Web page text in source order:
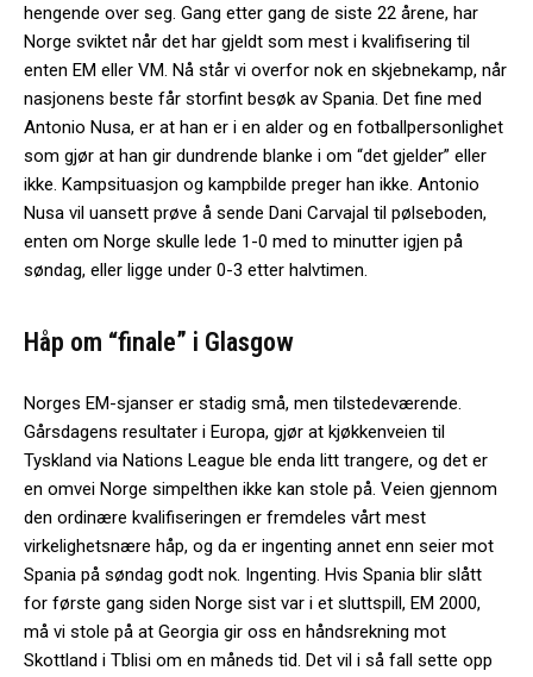
hengende over seg. Gang etter gang de siste 22 årene, har
Norge sviktet når det har gjeldt som mest i kvalifisering til
enten EM eller VM. Nå står vi overfor nok en skjebnekamp, når
nasjonens beste får storfint besøk av Spania. Det fine med
Antonio Nusa, er at han er i en alder og en fotballpersonlighet
som gjør at han gir dundrende blanke i om “det gjelder” eller
ikke. Kampsituasjon og kampbilde preger han ikke. Antonio
Nusa vil uansett prøve å sende Dani Carvajal til pølseboden,
enten om Norge skulle lede 1-0 med to minutter igjen på
søndag, eller ligge under 0-3 etter halvtimen.
Håp om “finale” i Glasgow
Norges EM-sjanser er stadig små, men tilstedeværende.
Gårsdagens resultater i Europa, gjør at kjøkkenveien til
Tyskland via Nations League ble enda litt trangere, og det er
en omvei Norge simpelthen ikke kan stole på. Veien gjennom
den ordinære kvalifiseringen er fremdeles vårt mest
virkelighetsnære håp, og da er ingenting annet enn seier mot
Spania på søndag godt nok. Ingenting. Hvis Spania blir slått
for første gang siden Norge sist var i et sluttspill, EM 2000,
må vi stole på at Georgia gir oss en håndsrekning mot
Skottland i Tblisi om en måneds tid. Det vil i så fall sette opp